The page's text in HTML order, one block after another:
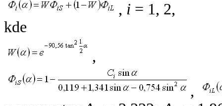
, i = 1, 2,
kde
,
,